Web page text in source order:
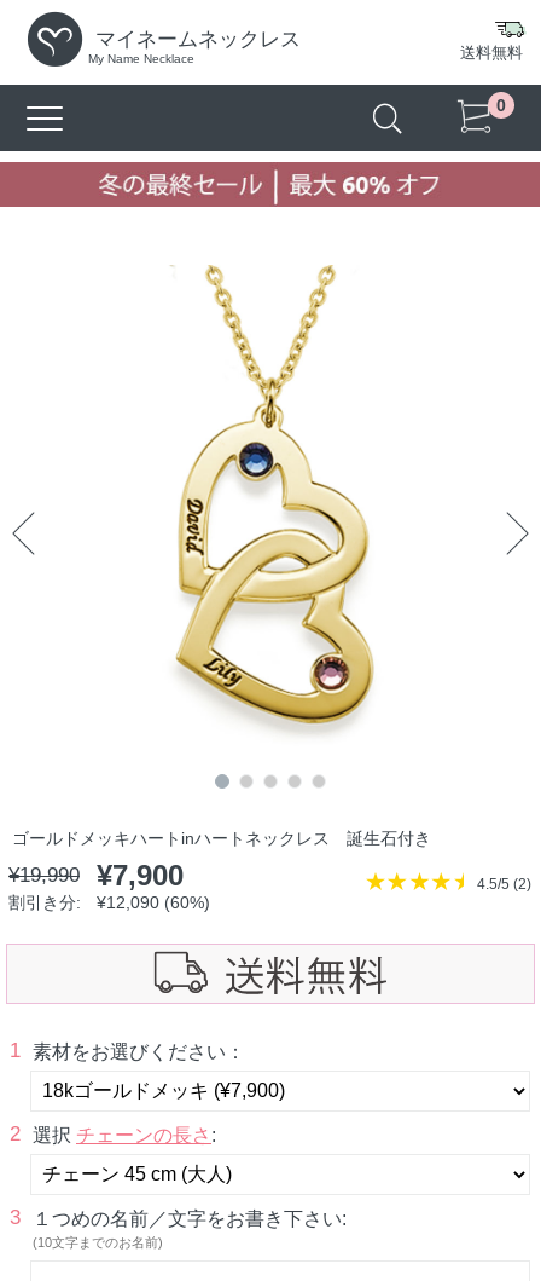
マイネームネックレス
My Name Necklace 送料無料
0
ゴールドメッキハートinハートネックレス 誕生石付き
¥19,990 ¥7,900
割引き分: ¥12,090 (60%)
4.5/5 (2)
1 素材をお選びください：
2 選択 チェーンの長さ :
3 １つめの名前／文字をお書き下さい:
(10文字までのお名前)